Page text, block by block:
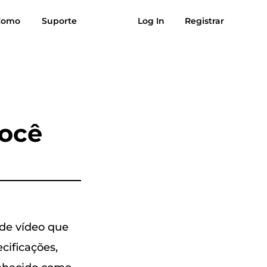
Suporte Log In Registrar
Download grátis Comprar agora
vídeo que